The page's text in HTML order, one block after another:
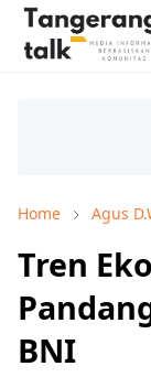
Home Agus
Tren
BNI